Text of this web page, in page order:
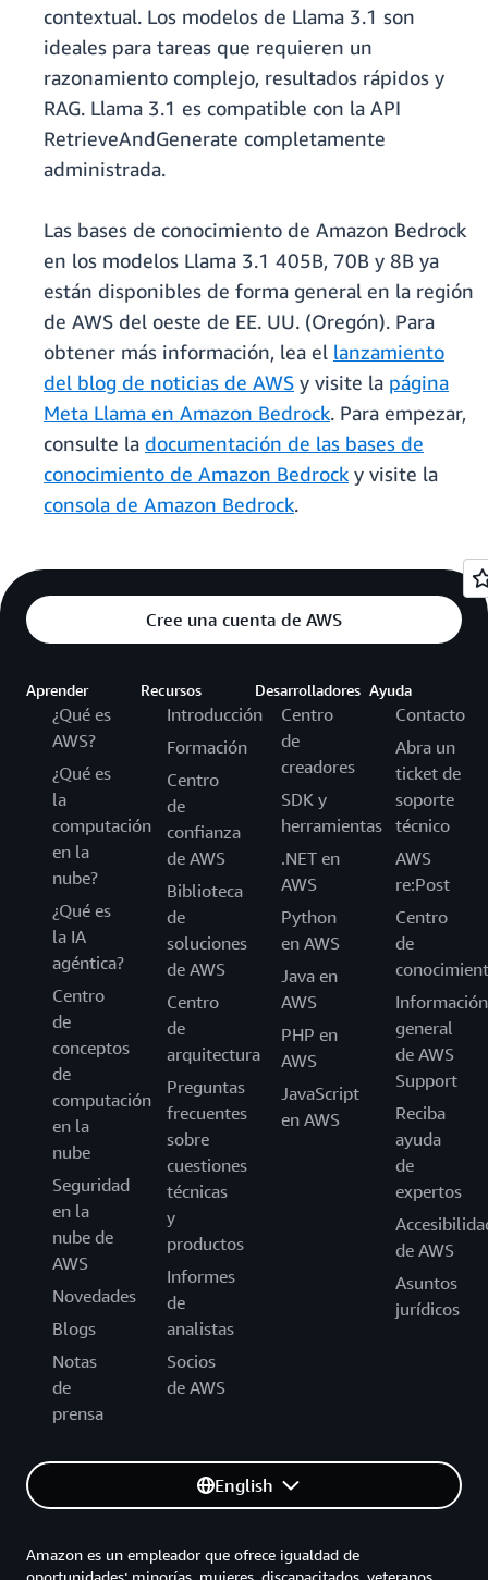
contextual. Los modelos de Llama 3.1 son
ideales para tareas que requieren un
razonamiento complejo, resultados rápidos y
RAG. Llama 3.1 es compatible con la API
RetrieveAndGenerate completamente
administrada.
Las bases de conocimiento de Amazon Bedrock
en los modelos Llama 3.1 405B, 70B y 8B ya
están disponibles de forma general en la región
de AWS del oeste de EE. UU. (Oregón). Para
obtener más información, lea el lanzamiento
del blog de noticias de AWS y visite la página
Meta Llama en Amazon Bedrock. Para empezar,
consulte la documentación de las bases de
conocimiento de Amazon Bedrock y visite la
consola de Amazon Bedrock.
Cree una cuenta de AWS
Aprender
¿Qué es
AWS?
¿Qué es
la
computación
en la
nube?
¿Qué es
la IA
agéntica?
Centro
de
conceptos
de
computación
en la
nube
Seguridad
en la
nube de
AWS
Novedades
Blogs
Notas
de
prensa
Recursos
Introducción
Formación
Centro
de
confianza
de AWS
Biblioteca
de
soluciones
de AWS
Centro
de
arquitectura
Preguntas
frecuentes
sobre
cuestiones
técnicas
y
productos
Informes
de
analistas
Socios
de AWS
Desarrolladores
Centro
de
creadores
SDK y
herramientas
.NET en
AWS
Python
en AWS
Java en
AWS
PHP en
AWS
JavaScript
en AWS
Ayuda
Contacto
Abra un
ticket de
soporte
técnico
AWS
re:Post
Centro
de
Información
general
de AWS
Support
Reciba
ayuda
de
expertos
de AWS
Asuntos
jurídicos
English
Amazon es un empleador que ofrece igualdad de